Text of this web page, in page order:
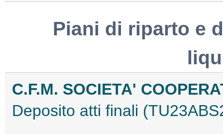
Piani di riparto e
C.F.M. SOCIETA'
Deposito atti finali